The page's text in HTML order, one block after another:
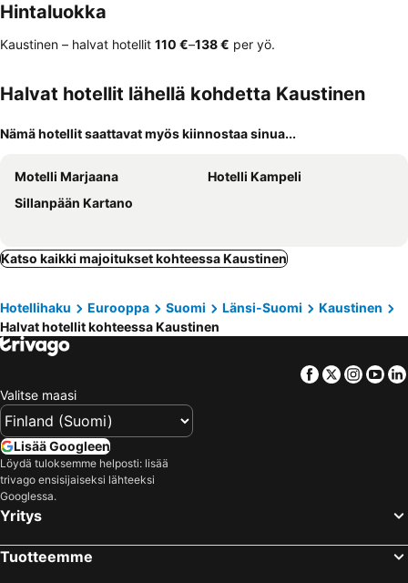
Hintaluokka
Kaustinen – halvat hotellit ‎110 €–‎138 € per yö.
Halvat hotellit lähellä kohdetta Kaustinen
Nämä hotellit saattavat myös kiinnostaa sinua...
Motelli Marjaana
Hotelli Kampeli
Sillanpään Kartano
Katso kaikki majoitukset kohteessa Kaustinen
Hotellihaku Eurooppa Suomi Länsi-Suomi
Kaustinen
Halvat hotellit kohteessa Kaustinen
Facebook
Twitter
Valitse maasi
Lisää Googleen
Löydä tuloksemme helposti: lisää
trivago ensisijaiseksi lähteeksi
Googlessa.
Yritys
Tuotteemme